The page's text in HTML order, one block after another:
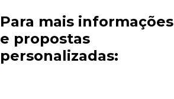
cabaret receção banquete
Para mais informações
e propostas
personalizadas: